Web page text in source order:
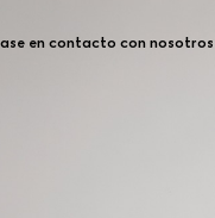
en contacto con nosotros